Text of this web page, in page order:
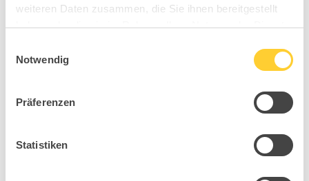
weiteren Daten zusammen, die Sie ihnen bereitgestellt
haben oder die sie im Rahmen Ihrer Nutzung der Dienste
Notwendig
Präferenzen
Statistiken